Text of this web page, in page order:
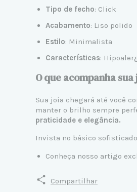
Tipo de fecho: Click
Acabamento: Liso polido
Estilo: Minimalista
Características:
O que acompanha
Sua joia chegará até você
manter o brilho sempre
praticidade e elegância.
Invista no básico
Conheça nosso artigo
Compartilhar